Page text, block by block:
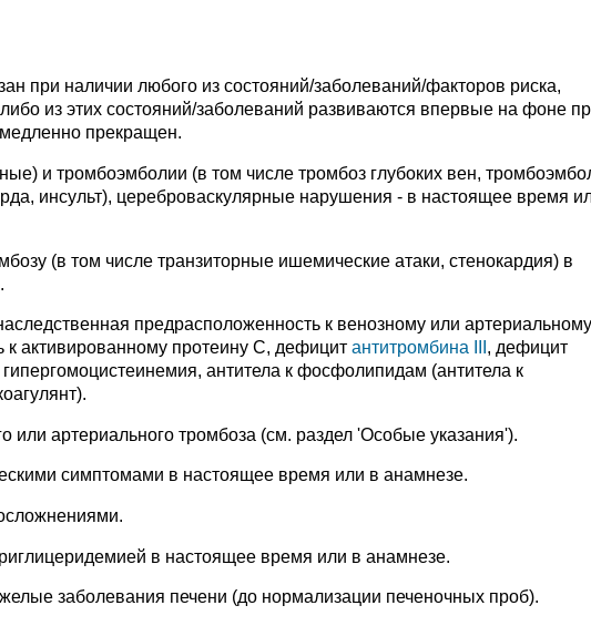
при наличии любого из состояний/заболеваний/факторов риска,
из этих состояний/заболеваний развиваются впервые на фоне
прекращен.
и тромбоэмболии (в том числе тромбоз глубоких вен,
инсульт), цереброваскулярные нарушения - в настоящее время
(в том числе транзиторные ишемические атаки, стенокардия) в
предрасположенность к венозному или артериальному
к активированному протеину С, дефицит антитромбина III , дефицит
антитела к фосфолипидам (антитела к
или артериального тромбоза (см. раздел 'Особые указания').
симптомами в настоящее время или в анамнезе.
в настоящее время или в анамнезе.
заболевания печени (до нормализации печеночных проб).